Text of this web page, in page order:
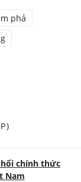
phả
chính thức
Nam